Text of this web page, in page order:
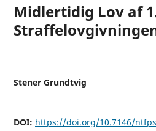
Midlertidig Lov af
Stener Grundtvig
DOI: https://doi.org/10.7146/